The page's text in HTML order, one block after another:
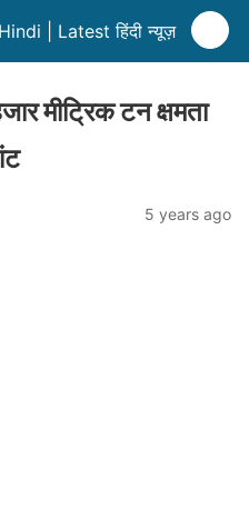
| Latest हिंदी न्यूज़
मीट्रिक टन क्षमता
5 years ago